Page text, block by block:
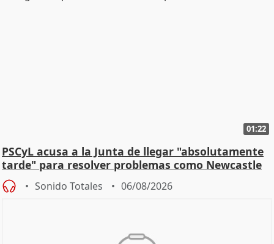
01:22
PSCyL acusa a la Junta de llegar "absolutamente
tarde" para resolver problemas como Newcastle
Sonido Totales 06/08/2026